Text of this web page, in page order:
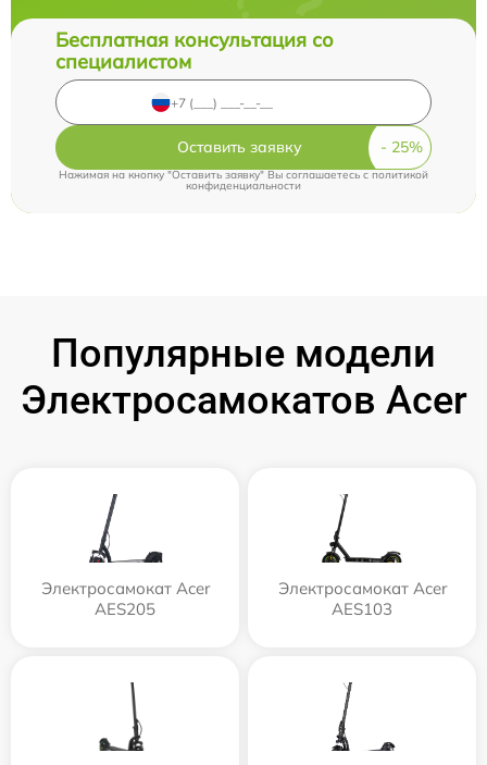
Бесплатная консультация со
специалистом
Оставить заявку
Нажимая на кнопку "Оставить заявку" Вы соглашаетесь cполитикой
конфиденциальности
Популярные модели
Электросамокатов Acer
Электросамокат Acer
AES205
Электросамокат Acer
AES103